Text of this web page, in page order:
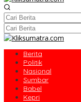
Berita
Politik
Nasional
Sumbar
Babel
Kepri